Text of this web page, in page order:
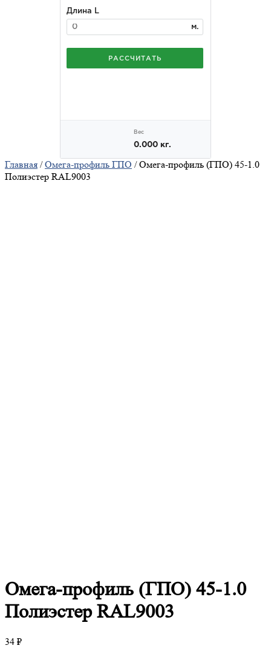
Главная /Омега-профиль ГПО / Омега-профиль (ГПО) 45-1.0
Полиэстер RAL9003
Омега-профиль (ГПО) 45-1.0
Полиэстер RAL9003
34 ₽